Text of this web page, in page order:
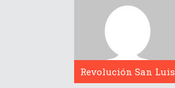
Revolución San Luis